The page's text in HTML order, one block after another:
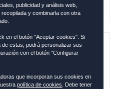
publicidad y análisis web,
y combinarla con otra
en el botón "Aceptar cookies". Si
estas, podrá personalizar sus
con el botón "Configurar
que incorporan sus cookies en
política de cookies
. Debe tener